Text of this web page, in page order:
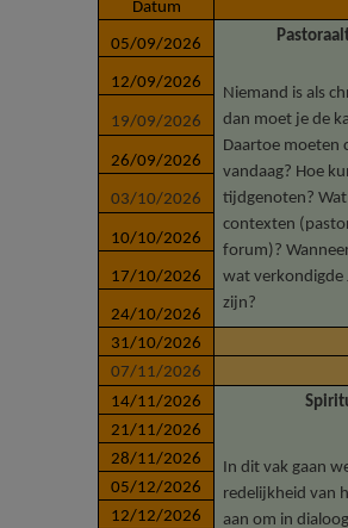
Datum
05/09/2026
Niemand is als
dan moet je de
Daartoe moeten
vandaag? Hoe
tijdgenoten?
contexten
forum)?
wat verkondigde
zijn?
12/09/2026
19/09/2026
26/09/2026
03/10/2026
10/10/2026
17/10/2026
24/10/2026
31/10/2026
07/11/2026
14/11/2026
In dit vak gaan
redelijkheid van
aan om in
21/11/2026
28/11/2026
05/12/2026
12/12/2026